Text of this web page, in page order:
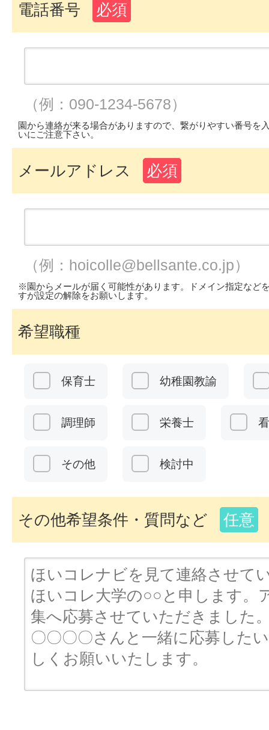
電話番号 必須
（例：090-1234-5678）
園から連絡が来る場合がありますので、繋がりやすい番号を
いにご注意下さい。
メールアドレス 必須
（例：hoicolle@bellsante.co.jp）
※園からメールが届く可能性があります。ドメイン指定など
すが設定の解除をお願いします。
希望職種
保育士 幼稚園教諭
調理師 栄養士
その他 検討中
その他希望条件・質問など 任意